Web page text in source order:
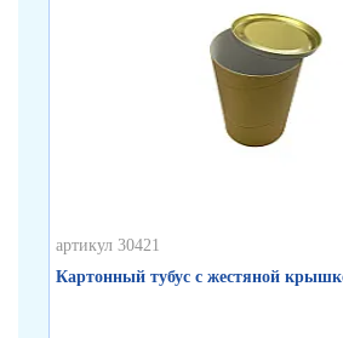
артикул 30421
Картонный тубус с жестяной